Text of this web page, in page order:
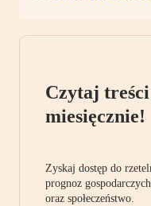
Czytaj treści
miesięcznie!
Zyskaj dostęp do
prognoz
oraz społeczeństwo.